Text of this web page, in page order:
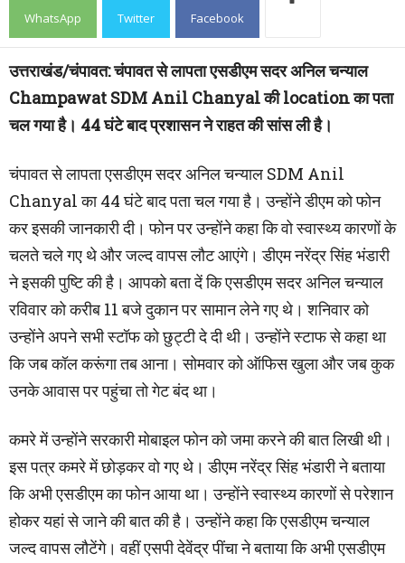
WhatsApp Twitter Facebook
उत्तराखंड/चंपावत:चंपावत से लापता एसडीएम सदर अनिल चन्याल
Champawat SDM Anil Chanyal की location का पता
चल गया है। 44 घंटे बाद प्रशासन ने राहत की सांस ली है।
चंपावत से लापता एसडीएम सदर अनिल चन्याल SDM Anil
Chanyal का 44 घंटे बाद पता चल गया है। उन्होंने डीएम को फोन
कर इसकी जानकारी दी। फोन पर उन्होंने कहा कि वो स्वास्थ्य कारणों के
चलते चले गए थे और जल्द वापस लौट आएंगे। डीएम नरेंद्र सिंह भंडारी
ने इसकी पुष्टि की है। आपको बता दें कि एसडीएम सदर अनिल चन्याल
रविवार को करीब 11 बजे दुकान पर सामान लेने गए थे। शनिवार को
उन्होंने अपने सभी स्टॉफ को छुट्टी दे दी थी। उन्होंने स्टाफ से कहा था
कि जब कॉल करूंगा तब आना। सोमवार को ऑफिस खुला और जब कुक
उनके आवास पर पहुंचा तो गेट बंद था।
कमरे में उन्होंने सरकारी मोबाइल फोन को जमा करने की बात लिखी थी।
इस पत्र कमरे में छोड़कर वो गए थे। डीएम नरेंद्र सिंह भंडारी ने बताया
कि अभी एसडीएम का फोन आया था। उन्होंने स्वास्थ्य कारणों से परेशान
होकर यहां से जाने की बात की है। उन्होंने कहा कि एसडीएम चन्याल
जल्द वापस लौटेंगे। वहीं एसपी देवेंद्र पींचा ने बताया कि अभी एसडीएम